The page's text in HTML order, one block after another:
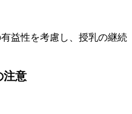
益性を考慮し、授乳の継続
注意